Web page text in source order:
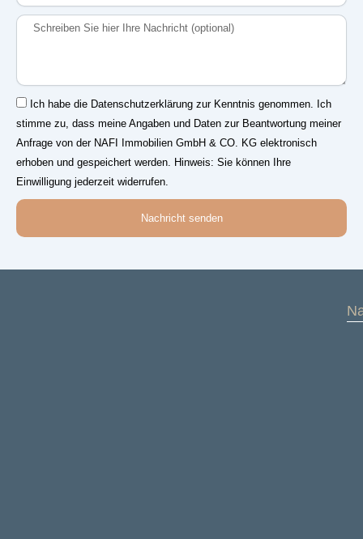
Sie
Ihr
Nachricht
Einwilligung
Ich habe die Datenschutzerklärung zur Kenntnis genommen. Ich
stimme zu, dass meine Angaben und Daten zur Beantwortung meiner
Anfrage von der NAFI Immobilien GmbH & CO. KG elektronisch
erhoben und gespeichert werden. Hinweis: Sie können Ihre
Einwilligung jederzeit widerrufen.
Nachricht senden